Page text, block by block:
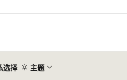
选择 主题